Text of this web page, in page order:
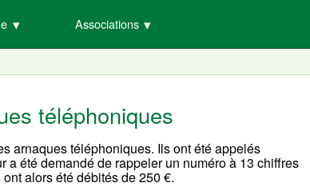
Associations
téléphoniques
arnaques téléphoniques. Ils ont été appelés
été demandé de rappeler un numéro à 13 chiffres
alors été débités de 250 €.